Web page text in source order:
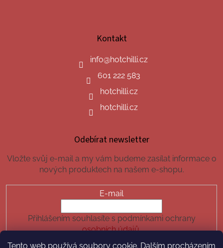
Tento web používá soubory cookie. Dalším procházením
Kontakt
info@hotchilli.cz
601 222 583
hotchilli.cz
hotchilli.cz
Odebírat newsletter
Vložte svůj e-mail a my vám budeme zasílat informace o
nových produktech na našem e-shopu.
E-mail
Přihlášením souhlasíte s podmínkami ochrany
osobních údajů.